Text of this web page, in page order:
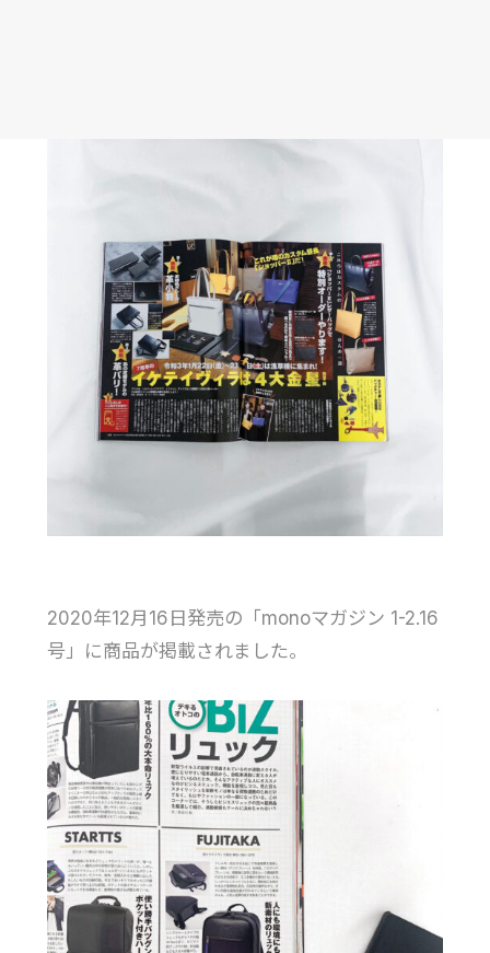
2020年12月16日発売の「monoマガジン 1-2.16
号」に商品が掲載されました。